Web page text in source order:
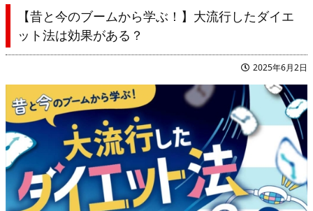
【昔と今のブームから学ぶ！】大流行したダイエ
ット法は効果がある？
2025年6月2日